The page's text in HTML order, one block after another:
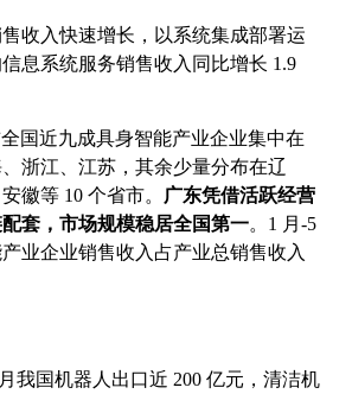
收入快速增长，以系统集成部署运
息系统服务销售收入同比增长 1.9
国近九成具身智能产业企业集中在
浙江、江苏，其余少量分布在辽
徽等 10 个省市。
广东凭借活跃经营
套，市场规模稳居全国第一。1 月-5
业企业销售收入占产业总销售收入
我国机器人出口近 200 亿元，清洁机